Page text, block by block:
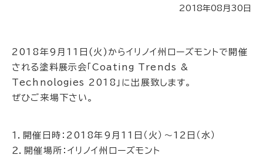
2018年08月30日
2018年9月11日(火)からイリノイ州ローズモントで開催
される塗料展示会「Coating Trends &
Technologies 2018」に出展致します。
ぜひご来場下さい。
１．開催日時：2018年9月11日（火）～12日（水）
２．開催場所：イリノイ州ローズモント